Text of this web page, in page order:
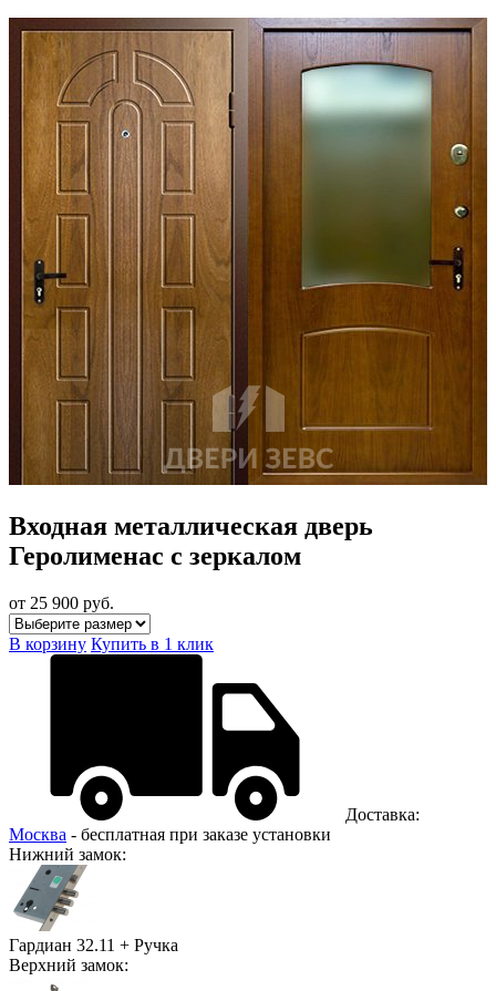
Входная металлическая дверь
Геролименас с зеркалом
от 25 900 руб.
В корзину Купить в 1 клик
Доставка:
Москва - бесплатная при заказе установки
Нижний замок:
Гардиан 32.11 + Ручка
Верхний замок: